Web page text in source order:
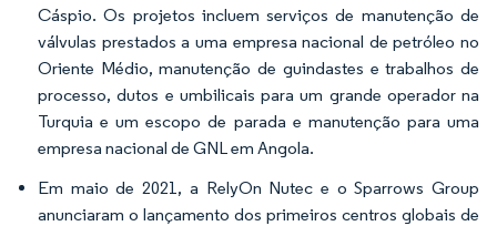
Cáspio. Os projetos incluem serviços de manutenção de
válvulas prestados a uma empresa nacional de petróleo no
Oriente Médio, manutenção de guindastes e trabalhos de
processo, dutos e umbilicais para um grande operador na
Turquia e um escopo de parada e manutenção para uma
empresa nacional de GNL em Angola.
Em maio de 2021, a RelyOn Nutec e o Sparrows Group
anunciaram o lançamento dos primeiros centros globais de